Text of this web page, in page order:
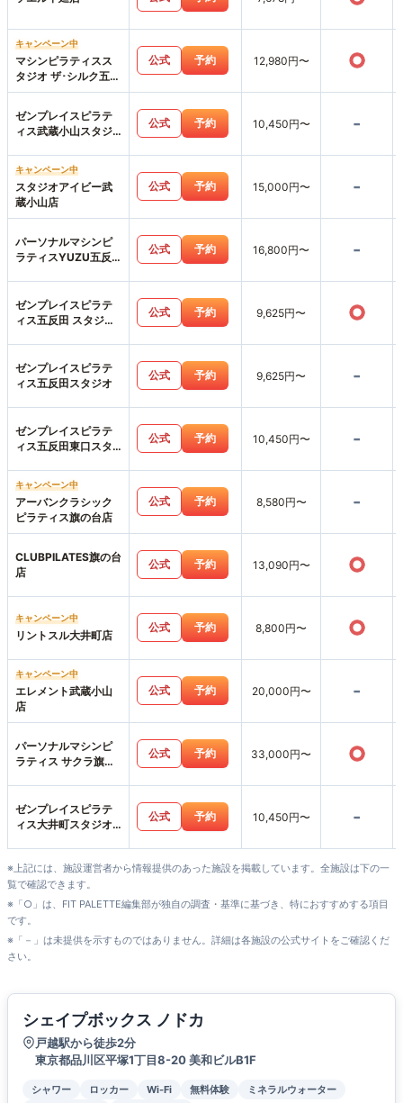
キャンペーン中
マシンピラティスス
タジオ ザ･シルク五反
田店
公式 予約 12,980円〜 ○
ゼンプレイスピラテ
ィス武蔵小山スタジ
公式 予約 10,450円〜 -
キャンペーン中
スタジオアイビー武
蔵小山店
公式 予約 15,000円〜 -
パーソナルマシンピ
ラティスYUZU五反
公式 予約 16,800円〜 -
ゼンプレイスピラテ
ィス五反田 スタジオ
公式 予約 9,625円〜 ○
ゼンプレイスピラテ
ィス五反田スタジオ
公式 予約 9,625円〜 -
ゼンプレイスピラテ
ィス五反田東口スタ
公式 予約 10,450円〜 -
キャンペーン中
アーバンクラシック
ピラティス旗の台店
公式 予約 8,580円〜 -
CLUBPILATES旗の台
店
公式 予約 13,090円〜 ○
キャンペーン中
リントスル大井町店
公式 予約 8,800円〜 ○
キャンペーン中
エレメント武蔵小山
店
公式 予約 20,000円〜 -
パーソナルマシンピ
ラティス サクラ旗の
公式 予約 33,000円〜 ○
ゼンプレイスピラテ
ィス大井町スタジオ
公式 予約 10,450円〜 -
※上記には、施設運営者から情報提供のあった施設を掲載しています。全施設は下の一
覧で確認できます。
※「○」は、FIT PALETTE編集部が独自の調査・基準に基づき、特におすすめする項目
です。
※「－」は未提供を示すものではありません。詳細は各施設の公式サイトをご確認くだ
さい。
シェイプボックス ノドカ
戸越駅から徒歩2分
東京都品川区平塚1丁目8-20 美和ビルB1F
シャワー ロッカー Wi-Fi 無料体験 ミネラルウォーター